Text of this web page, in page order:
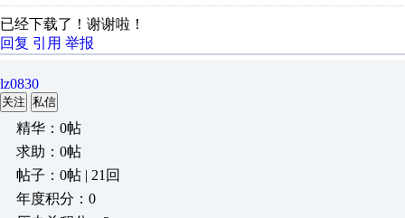
已经下载了！谢谢啦！
回复 引用 举报
lz0830
关注 私信
精华：0帖
求助：0帖
帖子：0帖 | 21回
年度积分：0